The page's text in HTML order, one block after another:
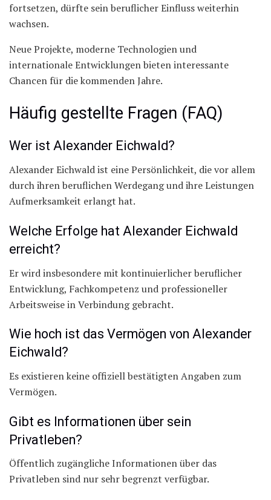
fortsetzen, dürfte sein beruflicher Einfluss weiterhin
wachsen.
Neue Projekte, moderne Technologien und
internationale Entwicklungen bieten interessante
Chancen für die kommenden Jahre.
Häufig gestellte Fragen (FAQ)
Wer ist Alexander Eichwald?
Alexander Eichwald ist eine Persönlichkeit, die vor allem
durch ihren beruflichen Werdegang und ihre Leistungen
Aufmerksamkeit erlangt hat.
Welche Erfolge hat Alexander Eichwald
erreicht?
Er wird insbesondere mit kontinuierlicher beruflicher
Entwicklung, Fachkompetenz und professioneller
Arbeitsweise in Verbindung gebracht.
Wie hoch ist das Vermögen von Alexander
Eichwald?
Es existieren keine offiziell bestätigten Angaben zum
Vermögen.
Gibt es Informationen über sein
Privatleben?
Öffentlich zugängliche Informationen über das
Privatleben sind nur sehr begrenzt verfügbar.